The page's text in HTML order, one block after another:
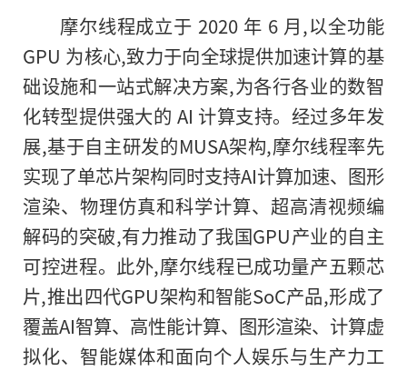
摩尔线程成立于 2020 年 6 月,以全功能
GPU 为核心,致力于向全球提供加速计算的基
础设施和一站式解决方案,为各行各业的数智
化转型提供强大的 AI 计算支持。经过多年发
展,基于自主研发的MUSA架构,摩尔线程率先
实现了单芯片架构同时支持AI计算加速、图形
渲染、物理仿真和科学计算、超高清视频编
解码的突破,有力推动了我国GPU产业的自主
可控进程。此外,摩尔线程已成功量产五颗芯
片,推出四代GPU架构和智能SoC产品,形成了
覆盖AI智算、高性能计算、图形渲染、计算虚
拟化、智能媒体和面向个人娱乐与生产力工